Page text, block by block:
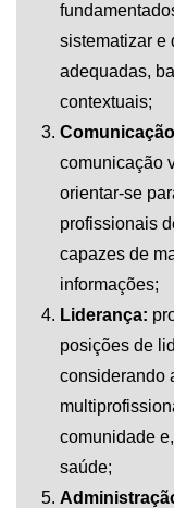
sistematizar e
adequadas,
contextuais;
comunicação
orientar-se
profissionais
capazes de
informações;
Liderança:
posições de
considerando
comunidade
saúde;